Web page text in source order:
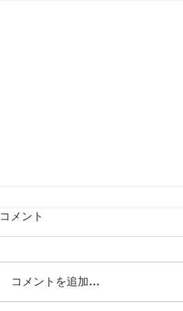
コメント
コメントを追加…